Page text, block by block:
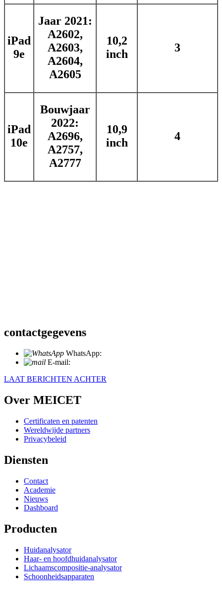
iPad
9e
Jaar 2021:
A2602,
A2603,
A2604,
A2605
10,2
inch
3
iPad
10e
Bouwjaar
2022:
A2696,
A2757,
A2777
10,9
inch
4
contactgegevens
WhatsApp:
E-mail:
LAAT BERICHTEN ACHTER
Over MEICET
Certificaten en patenten
Wereldwijde partners
Privacybeleid
Diensten
Contact
Academie
Nieuws
Dashboard
Producten
Huidanalysator
Haar- en hoofdhuidanalysator
Lichaamscompositie-analysator
Schoonheidsapparaten